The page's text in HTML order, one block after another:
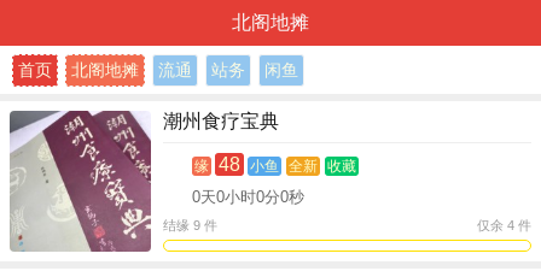
北阁地摊
首页 北阁地摊 流通 站务 闲鱼
潮州食疗宝典
缘 48 小鱼 全新 收藏
0天0小时0分0秒
仅余 4 件
结缘 9 件